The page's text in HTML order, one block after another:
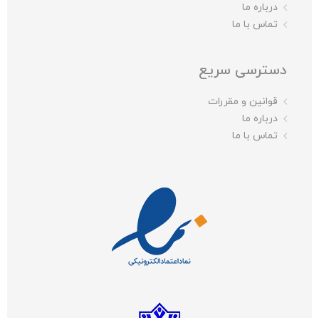
درباره ما
تماس با ما
دسترسی سریع
قوانین و مقررات
درباره ما
تماس با ما